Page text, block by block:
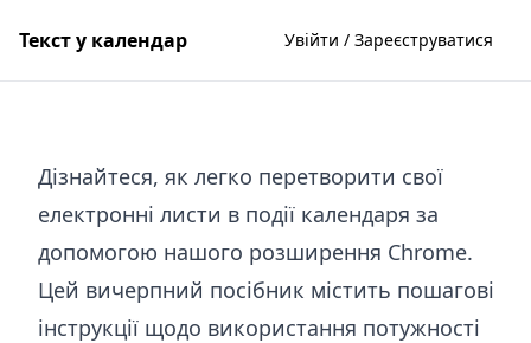
Текст у календар Увійти / Зареєструватися
Дізнайтеся, як легко перетворити свої
електронні листи в події календаря за
допомогою нашого розширення Chrome.
Цей вичерпний посібник містить пошагові
інструкції щодо використання потужності